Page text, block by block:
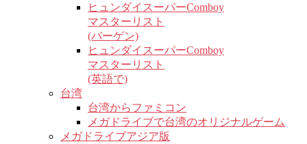
ヒュンダイスーパーComboy
マスターリスト
(バーゲン)
ヒュンダイスーパーComboy
マスターリスト
(英語で)
台湾
台湾からファミコン
メガドライブで台湾のオリジナルゲーム
メガドライブアジア版